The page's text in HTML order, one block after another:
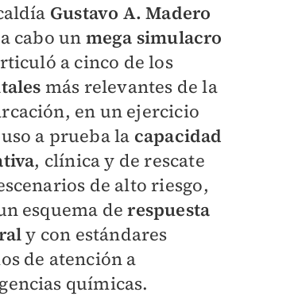
Gustavo A. Madero
cabo un mega simulacro
a cinco de los
más relevantes de la
en un ejercicio
a prueba la capacidad
, clínica y de rescate
de alto riesgo,
esquema derespuesta
y con estándares
de atención a
químicas.